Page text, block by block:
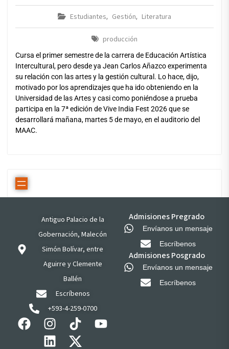
Estudiantes, Gestión, Literatura
producción
Cursa el primer semestre de la carrera de Educación Artística
Intercultural, pero desde ya Jean Carlos Añazco experimenta
su relación con las artes y la gestión cultural. Lo hace, dijo,
motivado por los aprendizajes que ha ido obteniendo en la
Universidad de las Artes y casi como poniéndose a prueba
participa en la 7ª edición de Vive India Fest 2026 que se
desarrollará mañana, martes 5 de mayo, en el auditorio del
MAAC.
Antiguo Palacio de la
Gobernación, Malecón
Simón Bolívar, entre
Aguirre y Clemente
Ballén
Escríbenos
+593-4-259-0700
Admisiones Pregrado
Envíanos un mensaje
Escríbenos
Admisiones Posgrado
Envíanos un mensaje
Escríbenos